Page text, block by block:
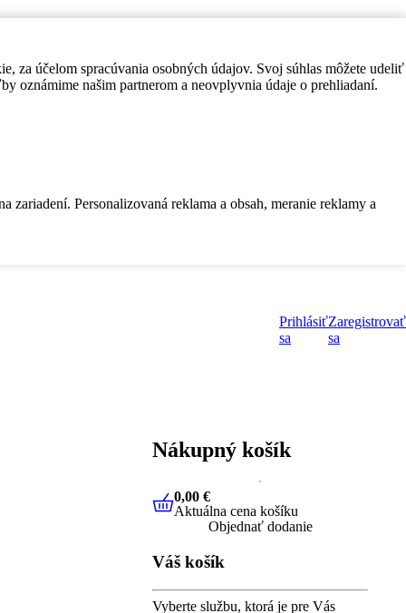
za účelom spracúvania osobných údajov. Svoj súhlas môžete udeliť
oznámime našim partnerom a neovplyvnia údaje o prehliadaní.
Personalizovaná reklama a obsah, meranie reklamy a
Prihlásiť
sa
Zaregistrovať
sa
Nákupný košík
0,00 €Aktuálna cena košíku
0,00 €
Aktuálna cena košíku
Objednať dodanie
Váš košík
Vyberte službu, ktorá je pre Vás